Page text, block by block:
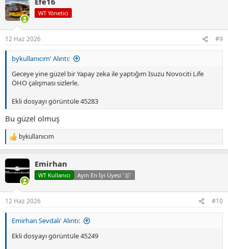
k
i
l
:
WT Yönetici
12 Haz 2026 #9
bykullanıcım' Alıntı:
Geceye yine güzel bir Yapay zeka ile yaptığım Isuzu Novociti Life
ÖHO çalışması sizlerle.
Ekli dosyayı görüntüle 45283
Bu güzel olmuş
T
e
i
:
bykullanıcım
Emirhan
WT Kullanıcı Ayın En İyi Üyesi '🥇'
12 Haz 2026 #10
Emirhan Sevdalı' Alıntı:
Ekli dosyayı görüntüle 45249